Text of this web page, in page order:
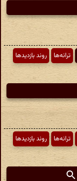
ترانه‌ها
روند بازدیدها
ترانه‌ها
روند بازدیدها